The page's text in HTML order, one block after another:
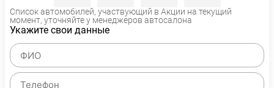
Список автомобилей, участвующий в Акции на текущий
момент, уточняйте у менеджеров автосалона
Укажите свои данные